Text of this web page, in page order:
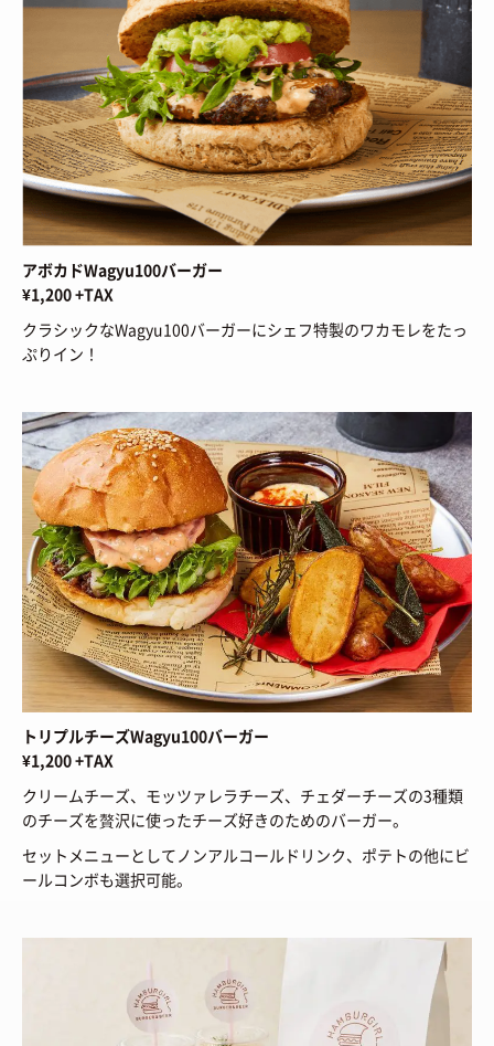
アボカドWagyu100バーガー
¥1,200 +TAX
クラシックなWagyu100バーガーにシェフ特製のワカモレをたっ
ぷりイン！
トリプルチーズWagyu100バーガー
¥1,200 +TAX
クリームチーズ、モッツァレラチーズ、チェダーチーズの3種類
のチーズを贅沢に使ったチーズ好きのためのバーガー。
セットメニューとしてノンアルコールドリンク、ポテトの他にビ
ールコンボも選択可能。